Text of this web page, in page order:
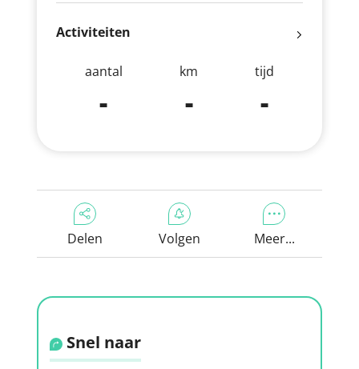
Activiteiten
aantal
-
km
-
tijd
-
Delen Volgen Meer...
Snel naar